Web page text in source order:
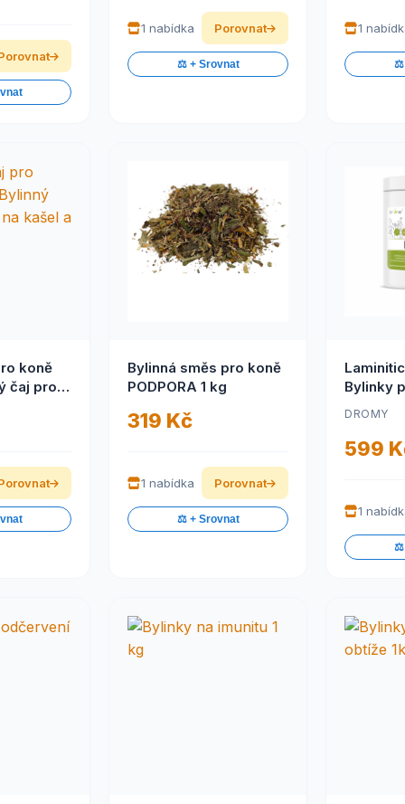
1 nabídka Porovnat
⚖️ + Srovnat
1
⚖️
koně
čaj pro
Bylinná směs pro koně
PODPORA 1 kg
319 Kč
1 nabídka Porovnat
⚖️ + Srovnat
Laminitic
Bylinky
DROMY
599
1
⚖️